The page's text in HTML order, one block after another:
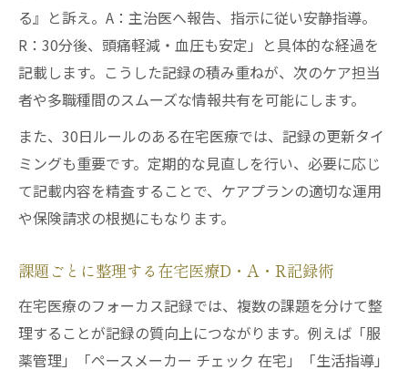
る』と訴え。A：主治医へ報告、指示に従い安静指導。
R：30分後、頭痛軽減・血圧も安定」と具体的な経過を
記載します。こうした記録の積み重ねが、次のケア担当
者や多職種間のスムーズな情報共有を可能にします。
また、30日ルールのある在宅医療では、記録の更新タイ
ミングも重要です。定期的な見直しを行い、必要に応じ
て記載内容を精査することで、ケアプランの適切な運用
や保険請求の根拠にもなります。
課題ごとに整理する在宅医療D・A・R記録術
在宅医療のフォーカス記録では、複数の課題を分けて整
理することが記録の質向上につながります。例えば「服
薬管理」「ペースメーカー チェック 在宅」「生活指導」